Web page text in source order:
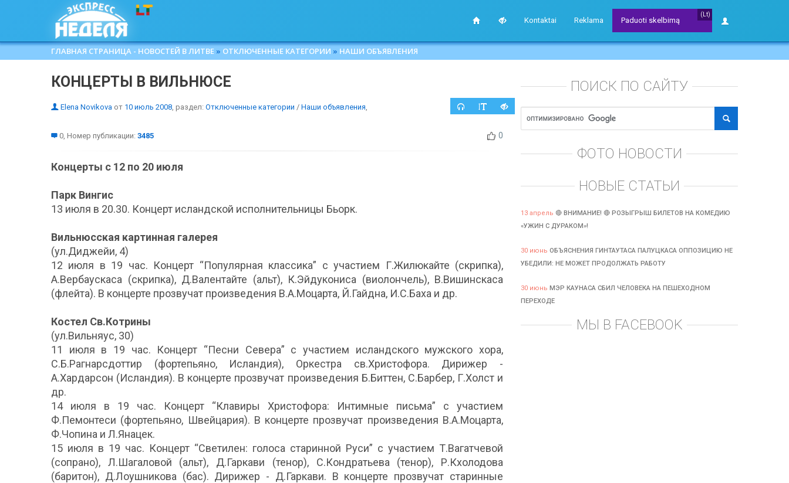
Kontaktai Reklama
(Lt)
Paduoti skelbimą
ГЛАВНАЯ СТРАНИЦА - НОВОСТЕЙ В ЛИТВЕ » ОТКЛЮЧЕННЫЕ КАТЕГОРИИ » НАШИ ОБЪЯВЛЕНИЯ
КОНЦЕРТЫ В ВИЛЬНЮСЕ
Elena Novikova от 10 июль 2008, раздел: Отключенные категории / Наши объявления,
0, Номер публикации: 3485 0
Концерты с 12 по 20 июля
Парк Вингис
13 июля в 20.30. Концерт исландской исполнительницы Бьорк.
Вильнюсская картинная галерея
(ул.Диджейи, 4)
12 июля в 19 час. Концерт “Популярная классика” с участием Г.Жилюкайте (скрипка),
А.Вербаускаса (скрипка), Д.Валентайте (альт), К.Эйдукониса (виолончель), В.Вишинскаса
(флейта). В концерте прозвучат произведения В.А.Моцарта, Й.Гайдна, И.С.Баха и др.
Костел Св.Котрины
(ул.Вильняус, 30)
11 июля в 19 час. Концерт “Песни Севера” с участием исландского мужского хора,
С.Б.Рагнарсдоттир (фортепьяно, Исландия), Оркестра св.Христофора. Дирижер -
А.Хардарсон (Исландия). В концерте прозвучат произведения Б.Биттен, С.Барбер, Г.Холст и
др.
14 июля в 19 час. Концерт “Клавиры Христофора: Интимные письма” с участием
Ф.Пемонтеси (фортепьяно, Швейцария). В концерте прозвучат произведения В.А.Моцарта,
Ф.Чопина и Л.Янацек.
15 июля в 19 час. Концерт “Светилен: голоса старинной Руси” с участием Т.Вагатчевой
(сопрано), Л.Шагаловой (альт), Д.Гаркави (тенор), С.Кондратьева (тенор), Р.Кхолодова
(баритон), Д.Лоушникова (бас). Дирижер - Д.Гаркави. В концерте прозвучат старинные
ПОИСК ПО САЙТУ
ФОТО НОВОСТИ
НОВЫЕ СТАТЬИ
13 апрель 🔴 ВНИМАНИЕ! 🔴 РОЗЫГРЫШ БИЛЕТОВ НА КОМЕДИЮ
«УЖИН С ДУРАКОМ»!
30 июнь ОБЪЯСНЕНИЯ ГИНТАУТАСА ПАЛУЦКАСА ОППОЗИЦИЮ НЕ
УБЕДИЛИ: НЕ МОЖЕТ ПРОДОЛЖАТЬ РАБОТУ
30 июнь МЭР КАУНАСА СБИЛ ЧЕЛОВЕКА НА ПЕШЕХОДНОМ
ПЕРЕХОДЕ
МЫ В FACEBOOK